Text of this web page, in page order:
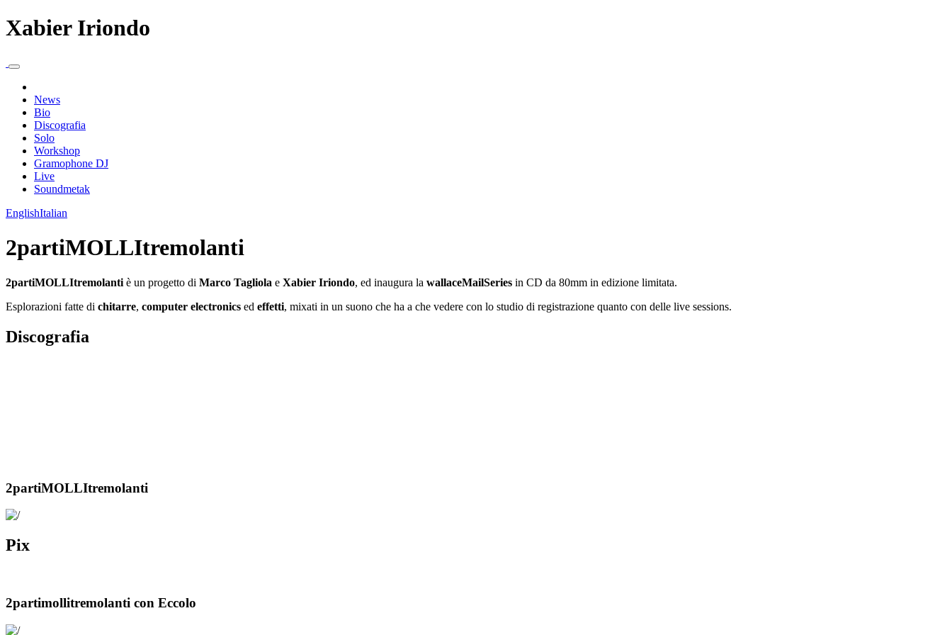
Xabier Iriondo
News
Bio
Discografia
Solo
Workshop
Gramophone DJ
Live
Soundmetak
EnglishItalian
2partiMOLLItremolanti
2partiMOLLItremolanti è un progetto di Marco Tagliola e Xabier Iriondo, ed inaugura la wallaceMailSeries in CD da 80mm in edizione limitata.
Esplorazioni fatte di chitarre, computer electronics ed effetti, mixati in un suono che ha a che vedere con lo studio di registrazione quanto con delle live sessions.
Discografia
2partiMOLLItremolanti
Pix
2partimollitremolanti con Eccolo